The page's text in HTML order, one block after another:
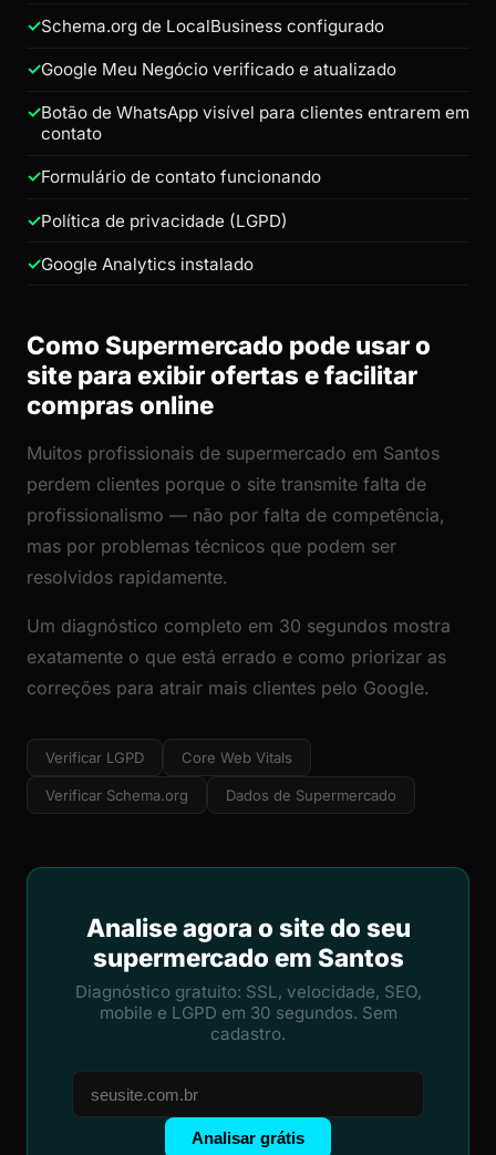
Schema.org de LocalBusiness configurado
Google Meu Negócio verificado e atualizado
Botão de WhatsApp visível para clientes entrarem em
contato
Formulário de contato funcionando
Política de privacidade (LGPD)
Google Analytics instalado
Como Supermercado pode usar o
site para exibir ofertas e facilitar
compras online
Muitos profissionais de supermercado em Santos
perdem clientes porque o site transmite falta de
profissionalismo — não por falta de competência,
mas por problemas técnicos que podem ser
resolvidos rapidamente.
Um diagnóstico completo em 30 segundos mostra
exatamente o que está errado e como priorizar as
correções para atrair mais clientes pelo Google.
Verificar LGPD Core Web Vitals
Verificar Schema.org Dados de Supermercado
Analise agora o site do seu
supermercado em Santos
Diagnóstico gratuito: SSL, velocidade, SEO,
mobile e LGPD em 30 segundos. Sem
cadastro.
Analisar grátis